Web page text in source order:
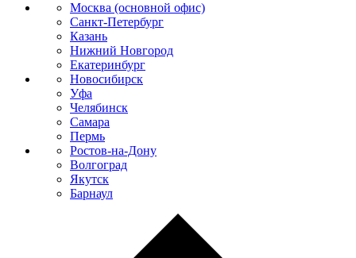
Москва (основной офис)
Санкт-Петербург
Казань
Нижний Новгород
Екатеринбург
Новосибирск
Уфа
Челябинск
Самара
Пермь
Ростов-на-Дону
Волгоград
Якутск
Барнаул